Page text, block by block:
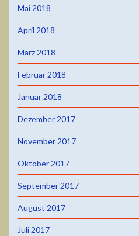
Mai 2018
April 2018
März 2018
Februar 2018
Januar 2018
Dezember 2017
November 2017
Oktober 2017
September 2017
August 2017
Juli 2017